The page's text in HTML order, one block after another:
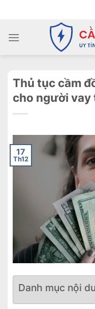
dung
Thủ tục cầm
cho người vay
17
Th12
Danh mục nội